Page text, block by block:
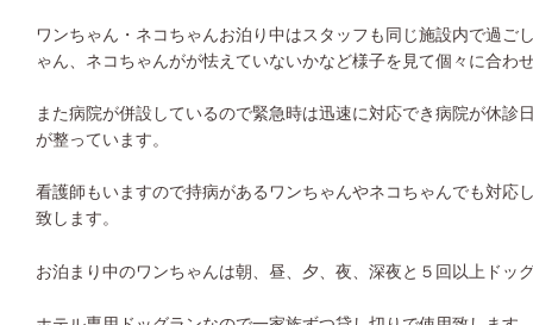
ワンちゃん・ネコちゃんお泊り中はスタッフも同じ施設内で過ご
ゃん、ネコちゃんがが怯えていないかなど様子を見て個々に合わ
また病院が併設しているので緊急時は迅速に対応でき病院が休診
が整っています。
看護師もいますので持病があるワンちゃんやネコちゃんでも対応
致します。
お泊まり中のワンちゃんは朝、昼、夕、夜、深夜と５回以上ドッ